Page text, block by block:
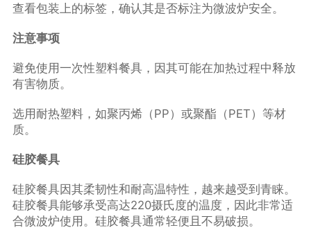
查看包装上的标签，确认其是否标注为微波炉安全。
注意事项
避免使用一次性塑料餐具，因其可能在加热过程中释放
有害物质。
选用耐热塑料，如聚丙烯（PP）或聚酯（PET）等材
质。
硅胶餐具
硅胶餐具因其柔韧性和耐高温特性，越来越受到青睐。
硅胶餐具能够承受高达220摄氏度的温度，因此非常适
合微波炉使用。硅胶餐具通常轻便且不易破损。